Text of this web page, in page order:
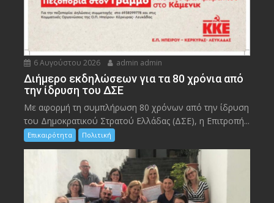
6 Αυγούστου 2026 admin admin
Διήμερο εκδηλώσεων για τα 80 χρόνια από
την ίδρυση του ΔΣΕ
Με αφορμή τη συμπλήρωση 80 χρόνων από την ίδρυση
του Δημοκρατικού Στρατού Ελλάδας (ΔΣΕ), η Επιτροπή...
Επικαιρότητα Πολιτική